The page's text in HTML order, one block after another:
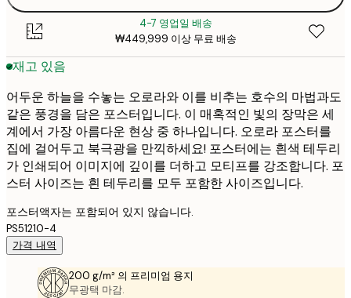
4-7 영업일 배송
₩449,999 이상 무료 배송
재고 있음
어두운 하늘을 수놓는 오로라와 이를 비추는 호수의 마법과도
같은 풍경을 담은 포스터입니다. 이 매혹적인 빛의 장막은 세
계에서 가장 아름다운 현상 중 하나입니다. 오로라 포스터를
집에 걸어두고 북극광을 만끽하세요! 포스터에는 흰색 테두리
가 인쇄되어 이미지에 깊이를 더하고 모티프를 강조합니다. 포
스터 사이즈는 흰 테두리를 모두 포함한 사이즈입니다.
포스터액자는 포함되어 있지 않습니다.
PS51210-4
가격 내역
200 g/m² 의 프리미엄 용지
무광택 마감.